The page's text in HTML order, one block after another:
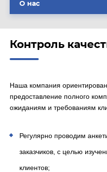
О нас
Контроль
Наша компания
предоставление полного
ожиданиям и требованиям
Регулярно проводим
заказчиков, с целью
клиентов;